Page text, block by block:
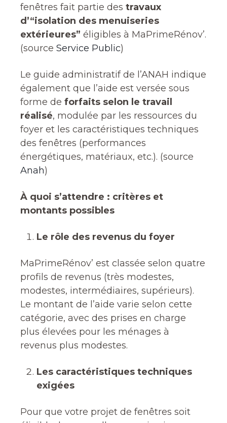
fenêtres fait partie des travaux
d’“isolation des menuiseries
extérieures” éligibles à MaPrimeRénov’.
(source Service Public)
Le guide administratif de l’ANAH indique
également que l’aide est versée sous
forme de forfaits selon le travail
réalisé, modulée par les ressources du
foyer et les caractéristiques techniques
des fenêtres (performances
énergétiques, matériaux, etc.). (source
Anah)
À quoi s’attendre : critères et
montants possibles
Le rôle des revenus du foyer
MaPrimeRénov’ est classée selon quatre
profils de revenus (très modestes,
modestes, intermédiaires, supérieurs).
Le montant de l’aide varie selon cette
catégorie, avec des prises en charge
plus élevées pour les ménages à
revenus plus modestes.
Les caractéristiques techniques
exigées
Pour que votre projet de fenêtres soit